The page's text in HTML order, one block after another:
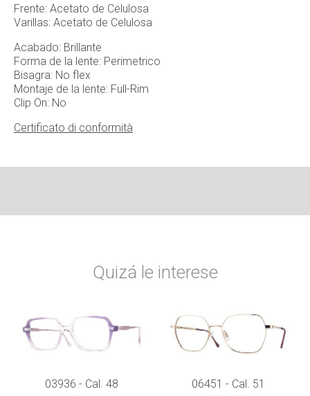
Frente: Acetato de Celulosa
Varillas: Acetato de Celulosa
Acabado: Brillante
Forma de la lente: Perimetrico
Bisagra: No flex
Montaje de la lente: Full-Rim
Clip On: No
Certificato di conformità
Quizá le interese
03936 - Cal. 48 06451 - Cal. 51